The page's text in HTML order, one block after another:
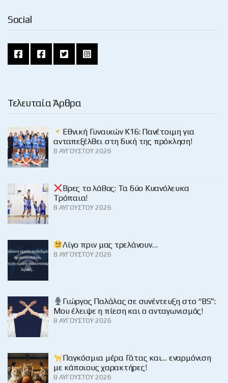
Social
Τελευταία Άρθρα
Εθνική Γυναικών Κ16: Πανέτοιμη για
ανταπεξέλθει στη δική της πρόκληση!
8 ΑΥΓΟΎΣΤΟΥ 2026
Βρες το λάθος: Τα δύο Κυανόλευκα
Τρόπαια!
8 ΑΥΓΟΎΣΤΟΥ 2026
Λίγο πριν μας τρελάνουν…
8 ΑΥΓΟΎΣΤΟΥ 2026
Γιώργος Παλάλας σε συνέντευξη στο “BS”:
Μου έλειψε η πίεση και ο ανταγωνισμός!
8 ΑΥΓΟΎΣΤΟΥ 2026
Παγκόσμια μέρα Γάτας και… εναρμόνιση
με κάποιους χαρακτήρες!
8 ΑΥΓΟΎΣΤΟΥ 2026